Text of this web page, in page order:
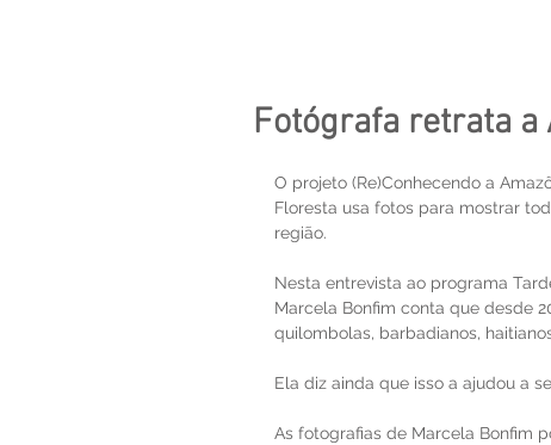
Fotógrafa retrata a
O projeto (Re)Conhecendo a
Floresta usa fotos para mostrar
região.
Nesta entrevista ao programa
Marcela Bonfim conta que desde
quilombolas, barbadianos,
Ela diz ainda que isso a ajudou a
As fotografias de Marcela Bonfim